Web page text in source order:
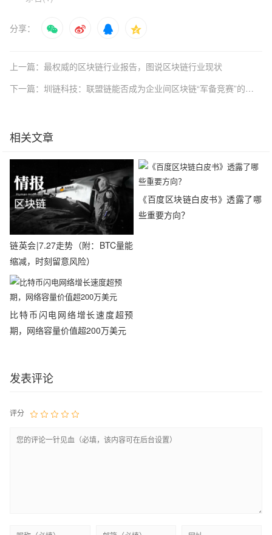
分享：
上一篇：最权威的区块链行业报告，图说区块链行业现状
下一篇：圳链科技：联盟链能否成为企业间区块链“军备竞赛”的制胜法宝？
相关文章
链英会|7.27走势（附：BTC量能
缩减，时刻留意风险）
《百度区块链白皮书》透露了哪
些重要方向？
比特币闪电网络增长速度超预
期，网络容量价值超200万美元
发表评论
评分